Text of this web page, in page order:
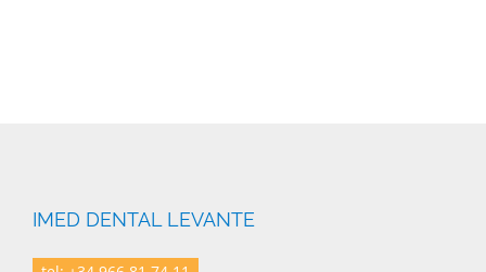
IMED DENTAL LEVANTE